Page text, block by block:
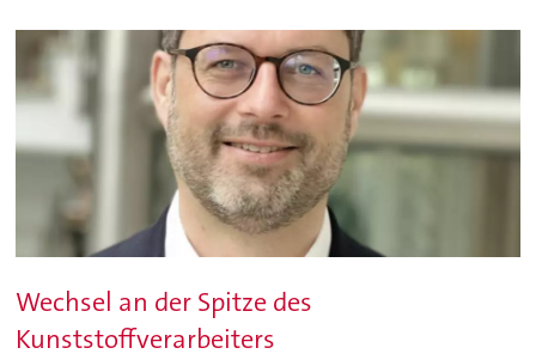
Wechsel an der Spitze des
Kunststoffverarbeiters